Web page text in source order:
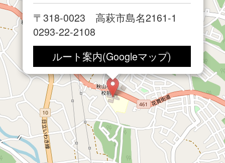
〒318-0023 高萩市島名2161-1
0293-22-2108
ルート案内(Googleマップ)